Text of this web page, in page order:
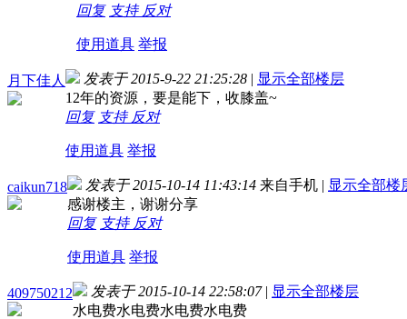
回复 支持 反对
使用道具 举报
月下佳人 发表于 2015-9-22 21:25:28 | 显示全部楼层
12年的资源，要是能下，收膝盖~
回复 支持 反对
使用道具 举报
caikun718 发表于 2015-10-14 11:43:14 来自手机 | 显示全部楼
感谢楼主，谢谢分享
回复 支持 反对
使用道具 举报
409750212 发表于 2015-10-14 22:58:07 | 显示全部楼层
水电费水电费水电费水电费